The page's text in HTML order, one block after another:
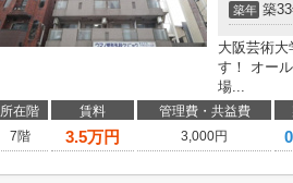
築年 築
大阪芸術
す！ オー
場...
所在階 賃料 管理費・共益費
7階
3.5万円 3,000円